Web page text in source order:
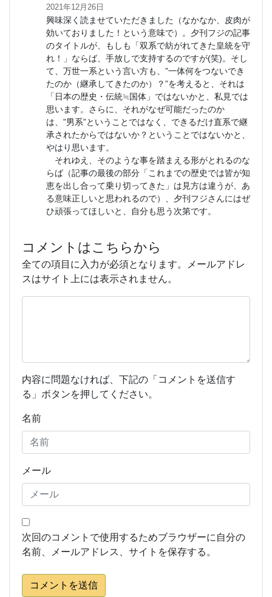
2021年12月26日
興味深く読ませていただきました（なかなか、皮肉が
効いておりました！という意味で）。夕刊フジの記事
のタイトルが、もしも「双系で紡がれてきた皇統を守
れ！」ならば、手放しで支持するのですが(笑)。そし
て、万世一系という言い方も、”一体何をつないでき
たのか（継承してきたのか）？”を考えると、それは
「日本の歴史・伝統≒国体」ではないかと、私見では
思います。さらに、それがなぜ可能だったのか
は、”男系”ということではなく、できるだけ直系で継
承されたからではないか？ということではないかと、
やはり思います。
それゆえ、そのような事を踏まえる形がとれるのな
らば（記事の最後の部分「これまでの歴史では皆が知
恵を出し合って乗り切ってきた」は見方は違うが、あ
る意味正しいと思われるので）、夕刊フジさんにはぜ
ひ頑張ってほしいと、自分も思う次第です。
コメントはこちらから
全ての項目に入力が必須となります。メールアドレ
スはサイト上には表示されません。
内容に問題なければ、下記の「コメントを送信す
る」ボタンを押してください。
名前
メール
次回のコメントで使用するためブラウザーに自分の
名前、メールアドレス、サイトを保存する。
コメントを送信